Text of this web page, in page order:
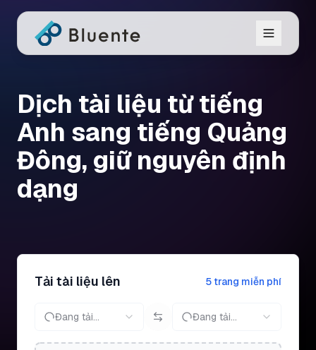
Dịch tài liệu từ tiếng
Anh sang tiếng Quảng
Đông, giữ nguyên định
dạng
Tải tài liệu lên 5 trang miễn phí
Đang tải... Đang tải...